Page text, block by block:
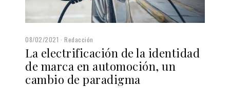
08/02/2021 Redacción
La electrificación de la identidad
de marca en automoción, un
cambio de paradigma